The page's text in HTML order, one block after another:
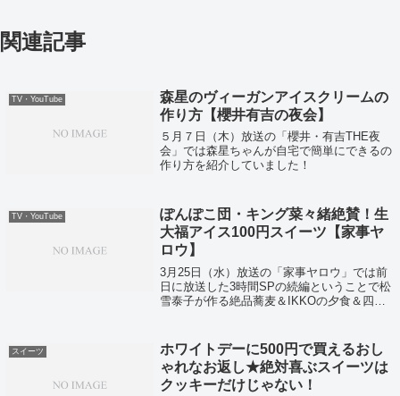
関連記事
TV・YouTube
森星のヴィーガンアイスクリームの
作り方【櫻井有吉の夜会】
５月７日（木）放送の「櫻井・有吉THE夜
会」では森星ちゃんが自宅で簡単にできるの
作り方を紹介していました！
TV・YouTube
ぽんぽこ団・キング菜々緒絶賛！生
大福アイス100円スイーツ【家事ヤ
ロウ】
3月25日（水）放送の「家事ヤロウ」では前
日に放送した3時間SPの続編ということで松
雪泰子が作る絶品蕎麦＆IKKOの夕食＆四千
た！
スイーツ
ホワイトデーに500円で買えるおし
ゃれなお返し★絶対喜ぶスイーツは
クッキーだけじゃない！